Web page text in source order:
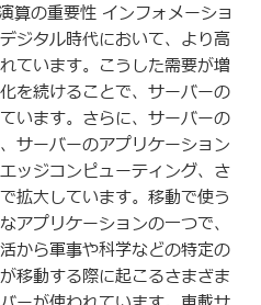
の重要性 インフォメーショ
ジタル時代において、より高
ています。こうした需要が増
を続けることで、サーバーの
います。さらに、サーバーの
サーバーのアプリケーション
ッジコンピューティング、さ
拡大しています。移動で使う
アプリケーションの一つで、
から軍事や科学などの特定の
移動する際に起こるさまざま